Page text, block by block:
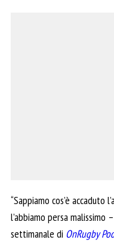
“Sappiamo cos’è accaduto
l’abbiamo persa malissimo
settimanale di OnRugby